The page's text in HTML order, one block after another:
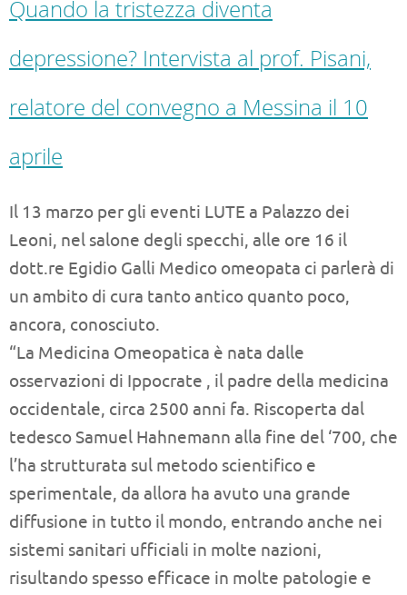
Quando la tristezza diventa
depressione? Intervista al prof. Pisani,
relatore del convegno a Messina il 10
aprile
Il 13 marzo per gli eventi LUTE a Palazzo dei
Leoni, nel salone degli specchi, alle ore 16 il
dott.re Egidio Galli Medico omeopata ci parlerà di
un ambito di cura tanto antico quanto poco,
ancora, conosciuto.
“La Medicina Omeopatica è nata dalle
osservazioni di Ippocrate , il padre della medicina
occidentale, circa 2500 anni fa. Riscoperta dal
tedesco Samuel Hahnemann alla fine del ‘700, che
l’ha strutturata sul metodo scientifico e
sperimentale, da allora ha avuto una grande
diffusione in tutto il mondo, entrando anche nei
sistemi sanitari ufficiali in molte nazioni,
risultando spesso efficace in molte patologie e